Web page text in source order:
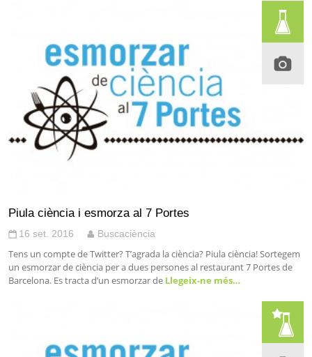
Piula ciència i esmorza al 7 Portes
16 set. 2016 Buscaciència
Tens un compte de Twitter? T’agrada la ciència? Piula ciència! Sortegem
un esmorzar de ciència per a dues persones al restaurant 7 Portes de
Barcelona. Es tracta d’un esmorzar de Llegeix-ne més…